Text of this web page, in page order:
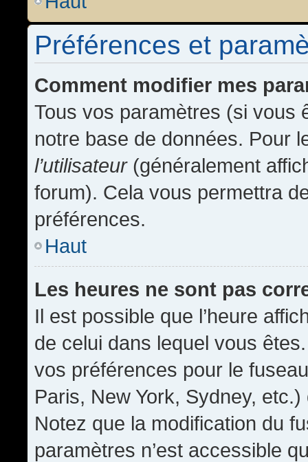
Préférences et
Comment modifier mes
Tous vos paramètres (si vous
notre base de données. Pour
l’utilisateur(généralement
forum). Cela vous permettra
préférences.
Haut
Les heures ne sont pas
Il est possible que l’heure
de celui dans lequel vous
vos préférences pour le
Paris, New York, Sydney,
Notez que la modification du
paramètres n’est accessible